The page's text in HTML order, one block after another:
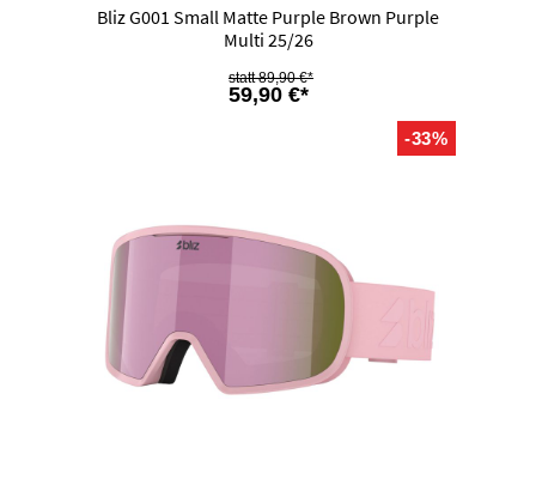
Bliz G001 Small Matte Purple Brown Purple
Multi 25/26
59,90 €*
89,90 €*
-33%